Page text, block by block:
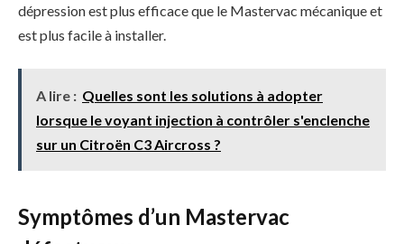
dépression est plus efficace que le Mastervac mécanique et
est plus facile à installer.
A lire : Quelles sont les solutions à adopter
lorsque le voyant injection à contrôler s'enclenche
sur un Citroën C3 Aircross ?
Symptômes d’un Mastervac